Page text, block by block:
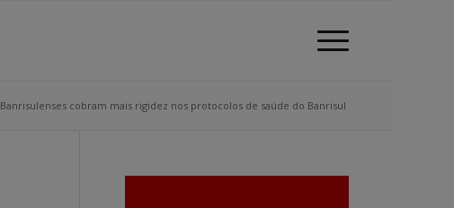
Banrisulenses cobram mais rigidez nos protocolos de saúde do Banrisul